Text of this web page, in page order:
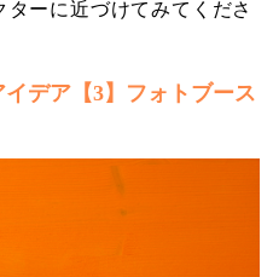
ーに近づけてみてくださ
デア【3】フォトブース